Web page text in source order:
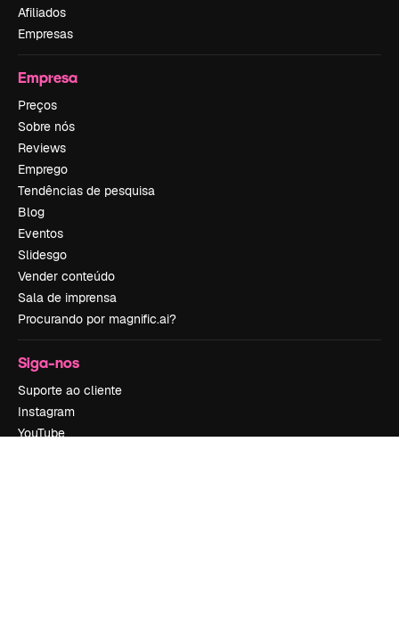
Afiliados
Empresas
Empresa
Preços
Sobre nós
Reviews
Emprego
Tendências de pesquisa
Blog
Eventos
Slidesgo
Vender conteúdo
Sala de imprensa
Procurando por magnific.ai?
Siga-nos
Suporte ao cliente
Instagram
YouTube